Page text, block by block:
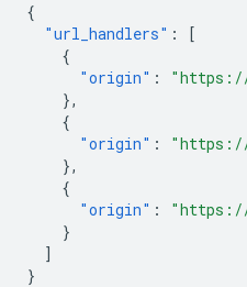
{
"url_handlers" :
[
{
"origin" :
"https://
},
{
"origin" :
"https://
},
{
"origin" :
"https://
}
]
}